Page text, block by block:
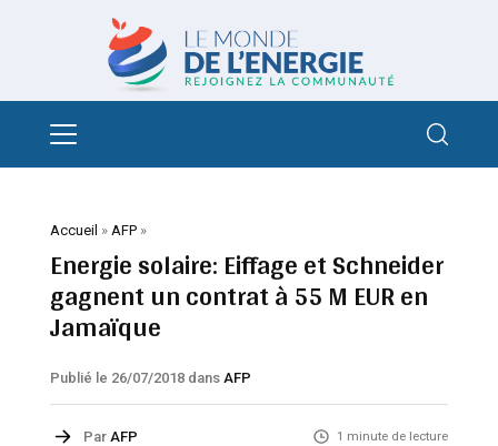
Accueil » AFP»
Energie solaire: Eiffage et Schneider
gagnent un contrat à 55 M EUR en
Jamaïque
Publié le 26/07/2018 dans AFP
Par AFP 1 minute de lecture